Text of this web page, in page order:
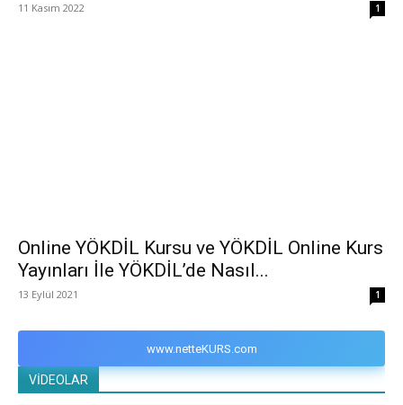
11 Kasım 2022 1
Online YÖKDİL Kursu ve YÖKDİL Online Kurs
Yayınları İle YÖKDİL’de Nasıl...
13 Eylül 2021 1
www.netteKURS.com
VİDEOLAR